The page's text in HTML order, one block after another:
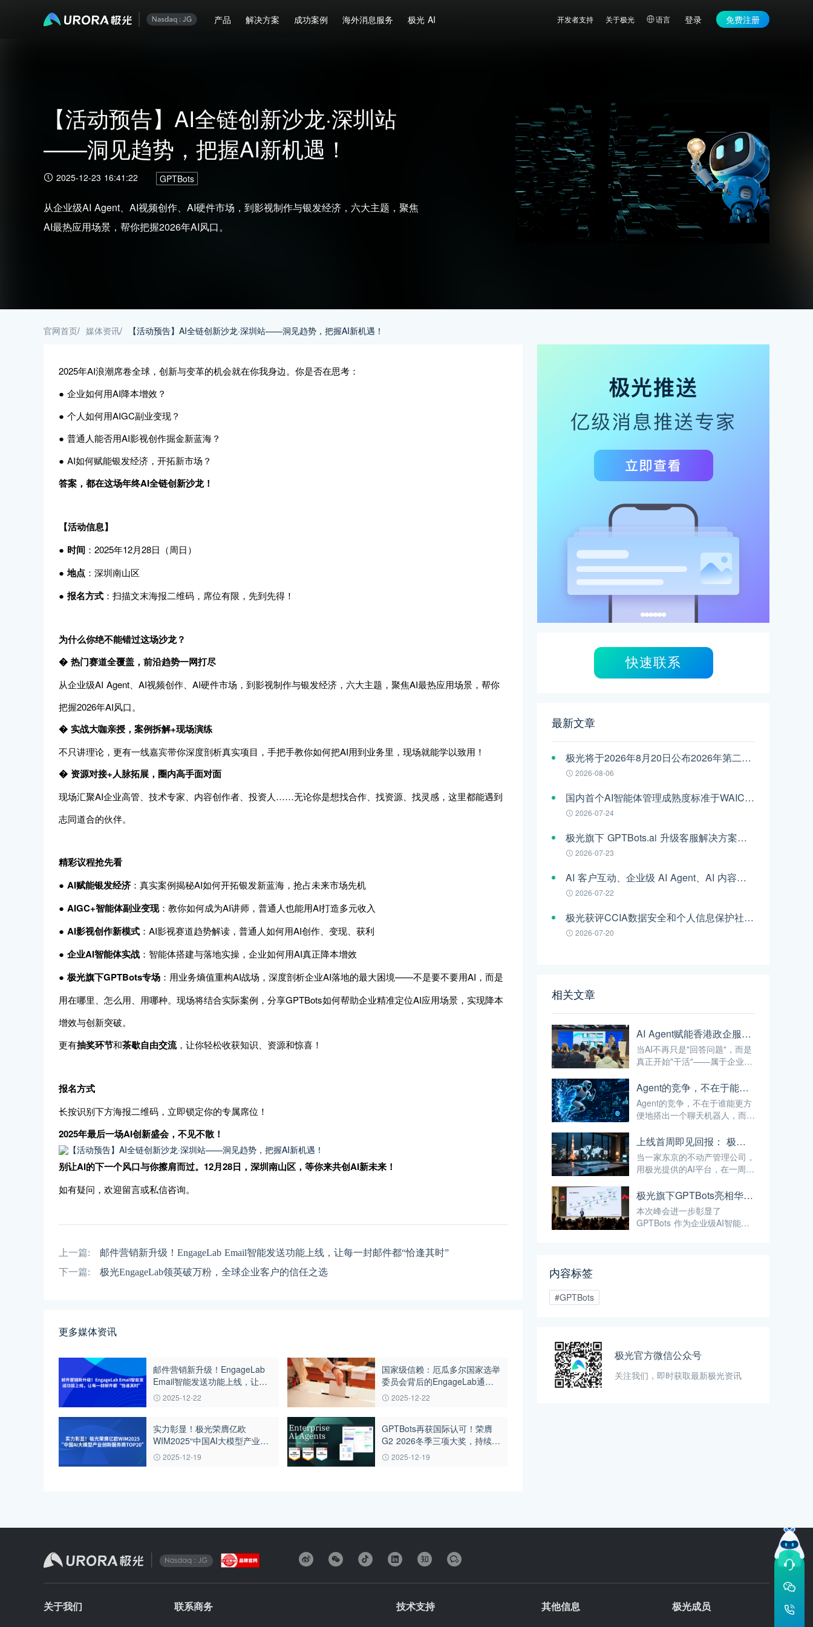
产品 解决方案 成功案例 海外消息服务 极光 AI 开发者支持 关于极光 语言 登录 免费注册
【活动预告】AI全链创新沙龙·深圳站
——洞见趋势，把握AI新机遇！
2025-12-23 16:41:22 GPTBots
从企业级AI Agent、AI视频创作、AI硬件市场，到影视制作与银发经济，六大主题，聚焦
AI最热应用场景，帮你把握2026年AI风口。
官网首页/ 媒体资讯/ 【活动预告】AI全链创新沙龙·深圳站——洞见趋势，把握AI新机遇！
2025年AI浪潮席卷全球，创新与变革的机会就在你我身边。你是否在思考：
● 企业如何用AI降本增效？
● 个人如何用AIGC副业变现？
● 普通人能否用AI影视创作掘金新蓝海？
● AI如何赋能银发经济，开拓新市场？
答案，都在这场年终AI全链创新沙龙！
【活动信息】
● 时间 ：2025年12月28日（周日）
●地点 ：深圳南山区
● 报名方式 ：扫描文末海报二维码，席位有限，先到先得！
为什么你绝不能错过这场沙龙？
� 热门赛道全覆盖，前沿趋势一网打尽
从企业级AI Agent、AI视频创作、AI硬件市场，到影视制作与银发经济，六大主题，聚焦AI最热应用场景，帮你
把握2026年AI风口。
� 实战大咖亲授，案例拆解+现场演练
不只讲理论，更有一线嘉宾带你深度剖析真实项目，手把手教你如何把AI用到业务里，现场就能学以致用！
� 资源对接+人脉拓展，圈内高手面对面
现场汇聚AI企业高管、技术专家、内容创作者、投资人……无论你是想找合作、找资源、找灵感，这里都能遇到
志同道合的伙伴。
精彩议程抢先看
● AI赋能银发经济：真实案例揭秘AI如何开拓银发新蓝海，抢占未来市场先机
● AIGC+智能体副业变现：教你如何成为AI讲师，普通人也能用AI打造多元收入
● AI影视创作新模式 ：AI影视赛道趋势解读，普通人如何用AI创作、变现、获利
● 企业AI智能体实战 ：智能体搭建与落地实操，企业如何用AI真正降本增效
● 极光旗下GPTBots专场 ：用业务熵值重构AI战场，深度剖析企业AI落地的最大困境——不是要不要用AI，而是
用在哪里、怎么用、用哪种。现场将结合实际案例，分享GPTBots如何帮助企业精准定位AI应用场景，实现降本
增效与创新突破。
更有抽奖环节和茶歇自由交流，让你轻松收获知识、资源和惊喜！
报名方式
长按识别下方海报二维码，立即锁定你的专属席位！
2025年最后一场AI创新盛会，不见不散！
别让AI的下一个风口与你擦肩而过。12月28日，深圳南山区，等你来共创AI新未来！
如有疑问，欢迎留言或私信咨询。
上一篇:
邮件营销新升级！EngageLab Email智能发送功能上线，让每一封邮件都“恰逢其时”
下一篇:
极光EngageLab领英破万粉，全球企业客户的信任之选
更多媒体资讯
邮件营销新升级！EngageLab
Email智能发送功能上线，让每
一封邮件都“恰逢其时”
2025-12-22
国家级信赖：厄瓜多尔国家选举
委员会背后的EngageLab通讯
力量2025-12-22
实力彰显！极光荣膺亿欧
WIM2025“中国AI大模型产业创
新服务商TOP20”
2025-12-19
GPTBots再获国际认可！荣膺
G2 2026冬季三项大奖，持续领
跑AI智能体赛道
2025-12-19
快速联系
最新文章
极光将于2026年8月20日公布2026年第二季度财报
2026-08-06
国内首个AI智能体管理成熟度标准于WAIC发布，极光参编
2026-07-24
极光旗下 GPTBots.ai 升级客服解决方案：Audio Agent 打通企业通信线路，LINE 客服插件 2.0 同步上线
2026-07-23
AI 客户互动、企业级 AI Agent、AI 内容生成集中亮相！极光旗下EngageLab WAIC 2026 现场回顾
2026-07-22
极光获评CCIA数据安全和个人信息保护社会责任“二星级”单位
2026-07-20
相关文章
AI Agent赋能香港政企服务：从"能聊天"到"能干活"的最后一公里
当AI不再只是"回答问题"，而是
真正开始"干活"——属于企业级
Agent的竞争，不在于能不能搭出来
Agent的竞争，不在于谁能更方
便地搭出一个聊天机器人，而在
的真实业务流程。
上线首周即见回报： 极光如何用 AI，帮助日本公司破解全球化服务时差
当一家东京的不动产管理公司，
用极光提供的AI平台，在一周内
这已经不仅仅是"技术出海"，而
是真正的"能力出海"。
极光旗下GPTBots亮相华为泰国合作伙伴峰会，带来让流量真正转化为业绩的AI解决方案
本次峰会进一步彰显了
GPTBots 作为企业级AI智能体
内容标签
#GPTBots
极光官方微信公众号
关注我们，即时获取最新极光资讯
关于我们 联系商务 技术支持 其他信息 极光成员